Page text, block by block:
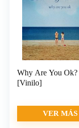
Why Are You Ok?
[Vinilo]
VER MÁS